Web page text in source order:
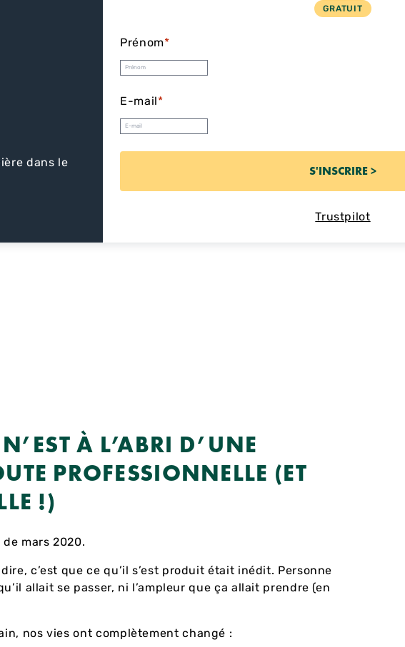
dans le
GRATUIT
Prénom*
E-mail*
Trustpilot
À L’ABRI D’UNE
PROFESSIONNELLE (ET
!)
mars 2020.
c’est que ce qu’il s’est produit était inédit. Personne
allait se passer, ni l’ampleur que ça allait prendre (en
nos vies ont complètement changé :